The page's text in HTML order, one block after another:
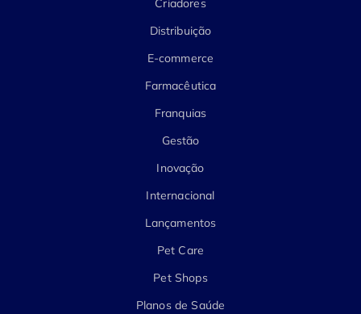
Criadores
Distribuição
E-commerce
Farmacêutica
Franquias
Gestão
Inovação
Internacional
Lançamentos
Pet Care
Pet Shops
Planos de Saúde